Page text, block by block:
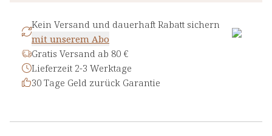
Kein Versand und dauerhaft Rabatt sichern
mit unserem Abo
Gratis Versand ab 80 €
Lieferzeit 2-3 Werktage
30 Tage Geld zurück Garantie